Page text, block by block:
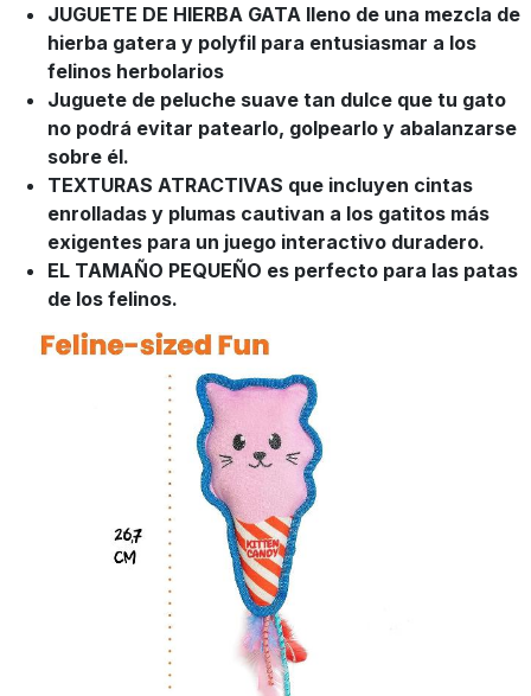
JUGUETE DE HIERBA GATA lleno de una mezcla de
hierba gatera y polyfil para entusiasmar a los
felinos herbolarios
Juguete de peluche suave tan dulce que tu gato
no podrá evitar patearlo, golpearlo y abalanzarse
sobre él.
TEXTURAS ATRACTIVAS que incluyen cintas
enrolladas y plumas cautivan a los gatitos más
exigentes para un juego interactivo duradero.
EL TAMAÑO PEQUEÑO es perfecto para las patas
de los felinos.